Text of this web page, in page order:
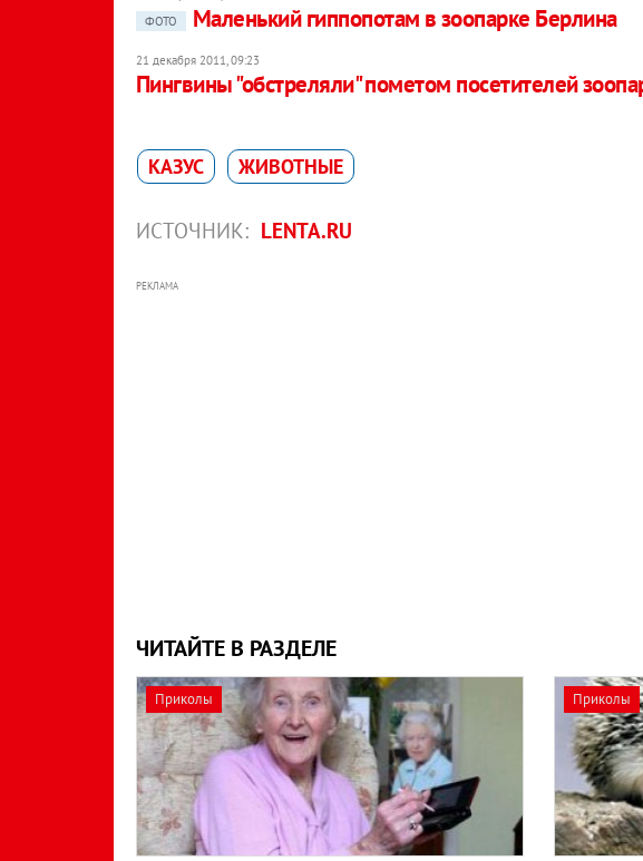
ФОТО
Маленький гиппопотам в зоопарке Берлина
21 декабря 2011, 09:23
Пингвины "обстреляли" пометом посетителей
КАЗУС ЖИВОТНЫЕ
ИСТОЧНИК: LENTA.RU
РЕКЛАМА
ЧИТАЙТЕ В РАЗДЕЛЕ
Приколы Приколы